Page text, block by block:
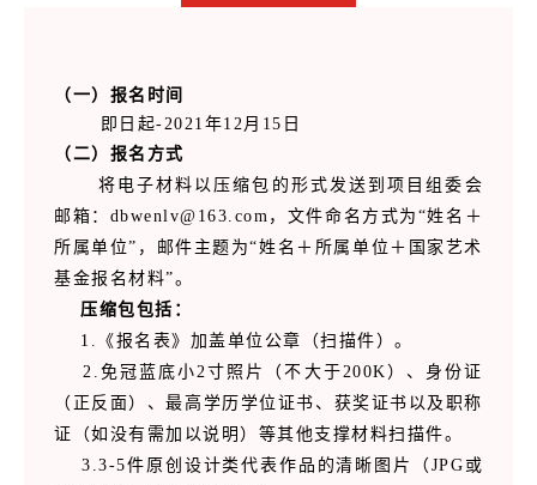
（一）报名时间
即日起-2021年12月15日
（二）报名方式
将电子材料以压缩包的形式发送到项目组委会
邮箱：dbwenlv@163.com，文件命名方式为“姓名＋
所属单位”，邮件主题为“姓名＋所属单位＋国家艺术
基金报名材料”。
压缩包包括：
1.《报名表》加盖单位公章（扫描件）。
2.免冠蓝底小2寸照片（不大于200K）、身份证
（正反面）、最高学历学位证书、获奖证书以及职称
证（如没有需加以说明）等其他支撑材料扫描件。
3.3-5件原创设计类代表作品的清晰图片（JPG或